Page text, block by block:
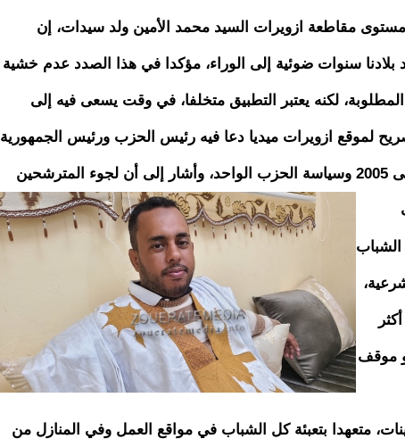
مقاطعة ازويرات السيد محمد الأمين ولد سيدات، إن
سنوات ضوئية إلى الوراء، مؤكدا في هذا الصدد عدم خشية
لكنه يعتبر التطبيق متخلفا، في وقت يسعى فيه إلى
لموقع ازويرات ميديا دعا فيه رئيس الحزب ورئيس الجمهورية
وأشار إلى أن لجوء المترشحين
الشباب
موقف
متعهدا بتعبئة كل الشباب في مواقع العمل وفي المنازل من